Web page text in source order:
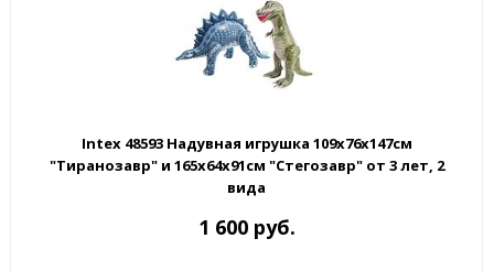
Intex 48593 Надувная игрушка 109х76х147см
"Тиранозавр" и 165х64х91см "Стегозавр" от 3 лет, 2
вида
1 600 руб.